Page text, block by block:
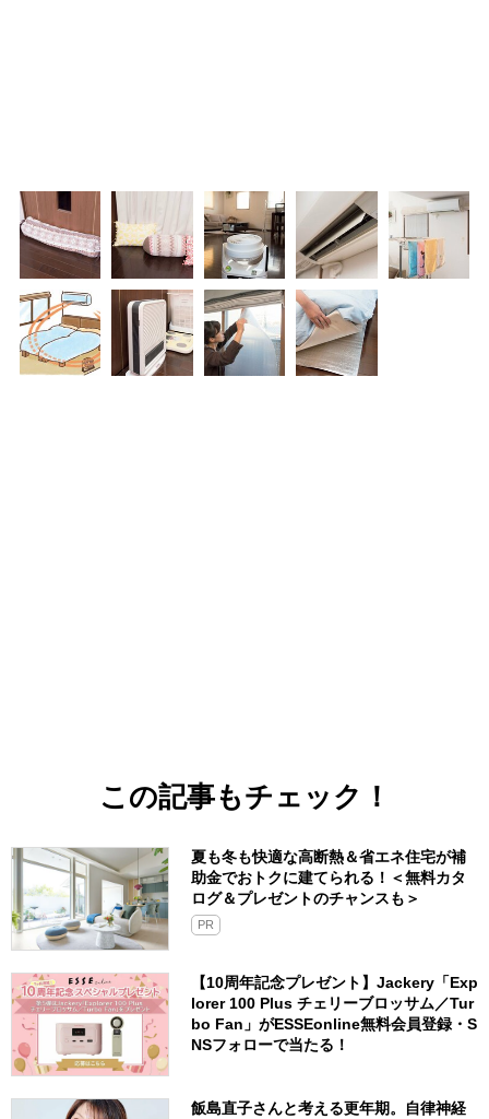
この記事もチェック！
夏も冬も快適な高断熱＆省エネ住宅が補
助金でおトクに建てられる！＜無料カタ
ログ＆プレゼントのチャンスも＞
PR
【10周年記念プレゼント】Jackery「Exp
lorer 100 Plus チェリーブロッサム／Tur
bo Fan」がESSEonline無料会員登録・S
NSフォローで当たる！
飯島直子さんと考える更年期。自律神経